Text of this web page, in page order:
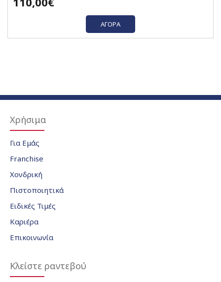
ΑΓΟΡΆ
Χρήσιμα
Για Εμάς
Franchise
Χονδρική
Πιστοποιητικά
Ειδικές Τιμές
Καριέρα
Επικοινωνία
Κλείστε ραντεβού